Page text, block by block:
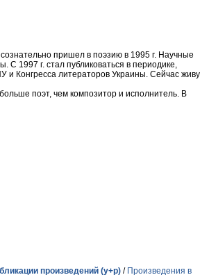
пришел в поэзию в 1995 г. Научные
С 1997 г. стал публиковаться в периодике,
и Конгресса литераторов Украины. Сейчас живу
поэт, чем композитор и исполнитель. В
произведений (у+р) / Произведения в